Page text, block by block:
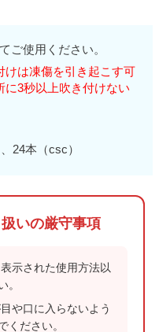
ご使用ください。
けは凍傷を引き起こす可
3秒以上吹き付けない
24本（csc）
いの厳守事項
表示された使用方法以
や口に入らないよう
ださい。